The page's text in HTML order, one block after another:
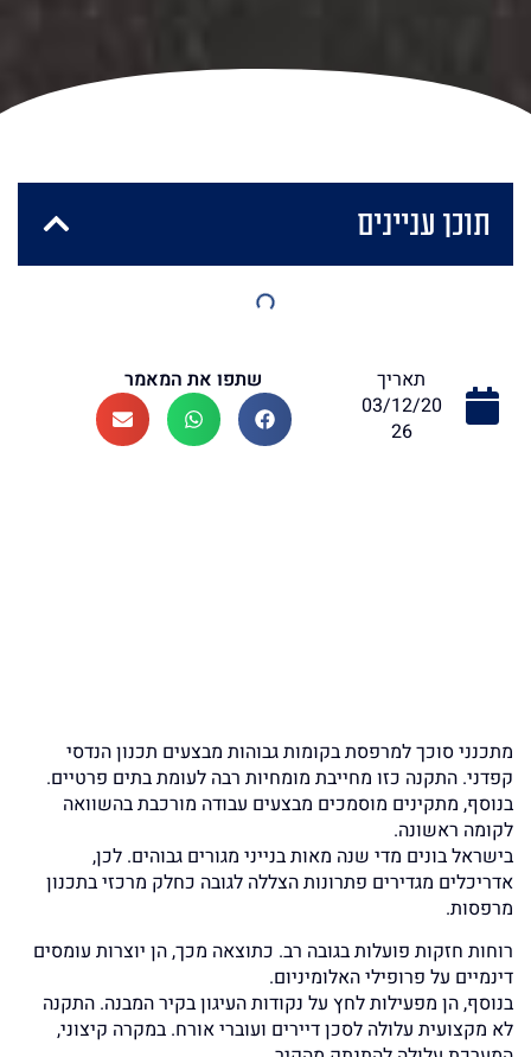
תוכן עניינים
תאריך
03/12/20
26
שתפו את המאמר
מתכנני סוכך למרפסת בקומות גבוהות מבצעים תכנון הנדסי
קפדני. התקנה כזו מחייבת מומחיות רבה לעומת בתים פרטיים.
בנוסף, מתקינים מוסמכים מבצעים עבודה מורכבת בהשוואה
לקומה ראשונה.
בישראל בונים מדי שנה מאות בנייני מגורים גבוהים. לכן,
אדריכלים מגדירים פתרונות הצללה לגובה כחלק מרכזי בתכנון
מרפסות.
רוחות חזקות פועלות בגובה רב. כתוצאה מכך, הן יוצרות עומסים
דינמיים על פרופילי האלומיניום.
בנוסף, הן מפעילות לחץ על נקודות העיגון בקיר המבנה. התקנה
לא מקצועית עלולה לסכן דיירים ועוברי אורח. במקרה קיצוני,